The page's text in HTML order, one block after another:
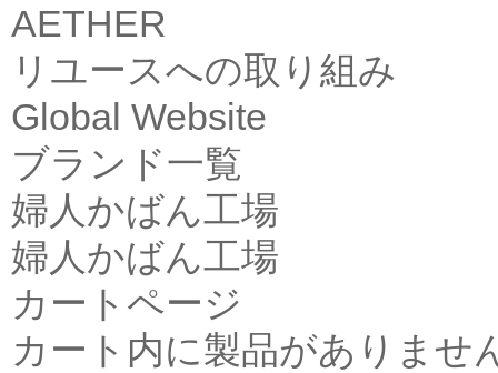
AETHER
リユースへの取り組み
Global Website
ブランド一覧
婦人かばん工場
婦人かばん工場
カートページ
カート内に製品がありませ